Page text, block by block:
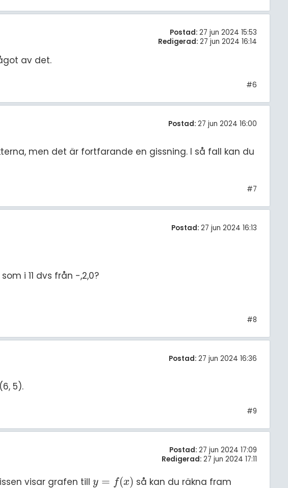
Postad: 27 jun 2024 15:53
Redigerad: 27 jun 2024 16:14
av det.
#6
Postad: 27 jun 2024 16:00
men det är fortfarande en gissning. I så fall kan du
#7
Postad: 27 jun 2024 16:13
i 11 dvs från -,2,0?
#8
Postad: 27 jun 2024 16:36
5).
#9
Postad: 27 jun 2024 17:09
Redigerad: 27 jun 2024 17:11
visar grafen till y = f(x)
y=f( x) så kan du räkna fram